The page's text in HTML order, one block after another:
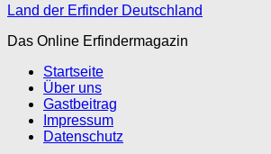
Land der Erfinder Deutschland
Das Online Erfindermagazin
Startseite
Über uns
Gastbeitrag
Impressum
Datenschutz